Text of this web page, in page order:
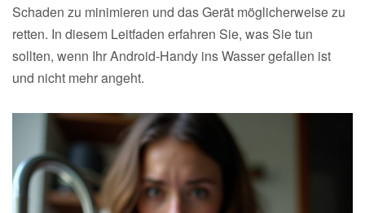
Schaden zu minimieren und das Gerät möglicherweise zu
retten. In diesem Leitfaden erfahren Sie, was Sie tun
sollten, wenn Ihr Android-Handy ins Wasser gefallen ist
und nicht mehr angeht.